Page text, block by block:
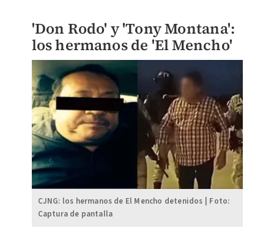
'Don Rodo' y 'Tony Montana':
los hermanos de 'El Mencho'
CJNG: los hermanos de El Mencho detenidos | Foto:
Captura de pantalla